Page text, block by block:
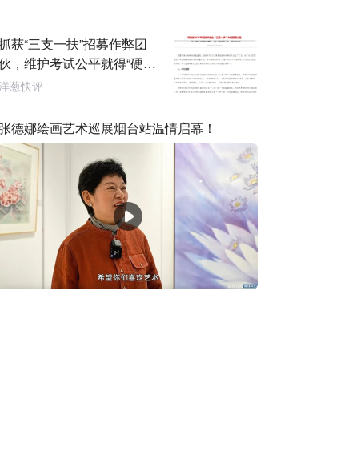
获“三支一扶”招募作弊团
，维护考试公平就得“硬碰
”
葱快评
德娜绘画艺术巡展烟台站温情启幕！